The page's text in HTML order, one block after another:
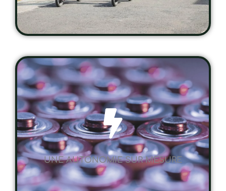
UNE AUTONOMIE SUR MESURE